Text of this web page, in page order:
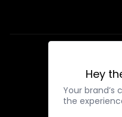
Hey
Your brand’s
the